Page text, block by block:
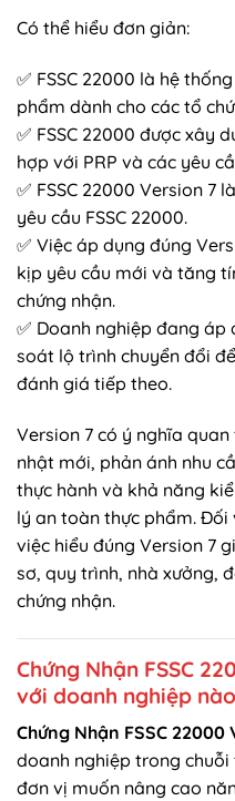
Có thể hiểu đơn giản:
✅ FSSC 22000 là hệ
phẩm dành cho các tổ
✅ FSSC 22000 được xây
hợp với PRP và các yêu
✅ FSSC 22000 Version 7
yêu cầu FSSC 22000.
✅ Việc áp dụng đúng
kịp yêu cầu mới và tăng
chứng nhận.
✅ Doanh nghiệp đang áp
soát lộ trình chuyển đổi
đánh giá tiếp theo.
Version 7 có ý nghĩa
nhật mới, phản ánh nhu
thực hành và khả năng
lý an toàn thực phẩm.
việc hiểu đúng Version 7
sơ, quy trình, nhà xưởng,
chứng nhận.
Chứng Nhận FSSC
với doanh nghiệp
Chứng Nhận FSSC 22000
doanh nghiệp trong
đơn vị muốn nâng cao